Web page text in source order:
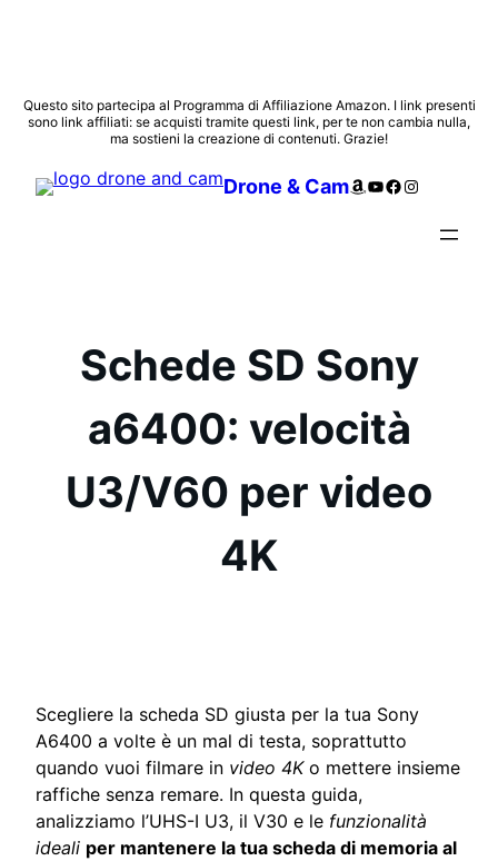
Vai
Questo sito partecipa al Programma di Affiliazione Amazon. I link presenti
sono link affiliati: se acquisti tramite questi link, per te non cambia nulla,
ma sostieni la creazione di contenuti. Grazie!
Drone & CamAmazon
YouTube
Facebook
Instagram
Schede SD Sony
a6400: velocità
U3/V60 per video
4K
Scegliere la scheda SD giusta per la tua Sony
A6400 a volte è un mal di testa, soprattutto
quando vuoi filmare in video 4Ko mettere insieme
raffiche senza remare. In questa guida,
analizziamo l’UHS-I U3, il V30 e le funzionalità
ideali per mantenere la tua scheda di memoria al